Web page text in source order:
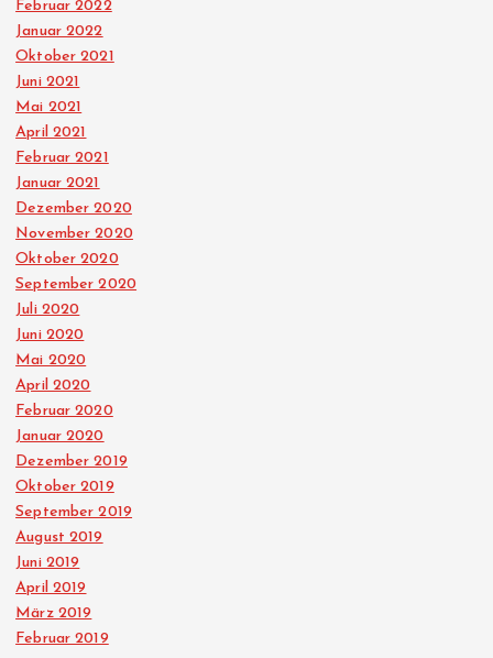
Februar 2022
Januar 2022
Oktober 2021
Juni 2021
Mai 2021
April 2021
Februar 2021
Januar 2021
Dezember 2020
November 2020
Oktober 2020
September 2020
Juli 2020
Juni 2020
Mai 2020
April 2020
Februar 2020
Januar 2020
Dezember 2019
Oktober 2019
September 2019
August 2019
Juni 2019
April 2019
März 2019
Februar 2019